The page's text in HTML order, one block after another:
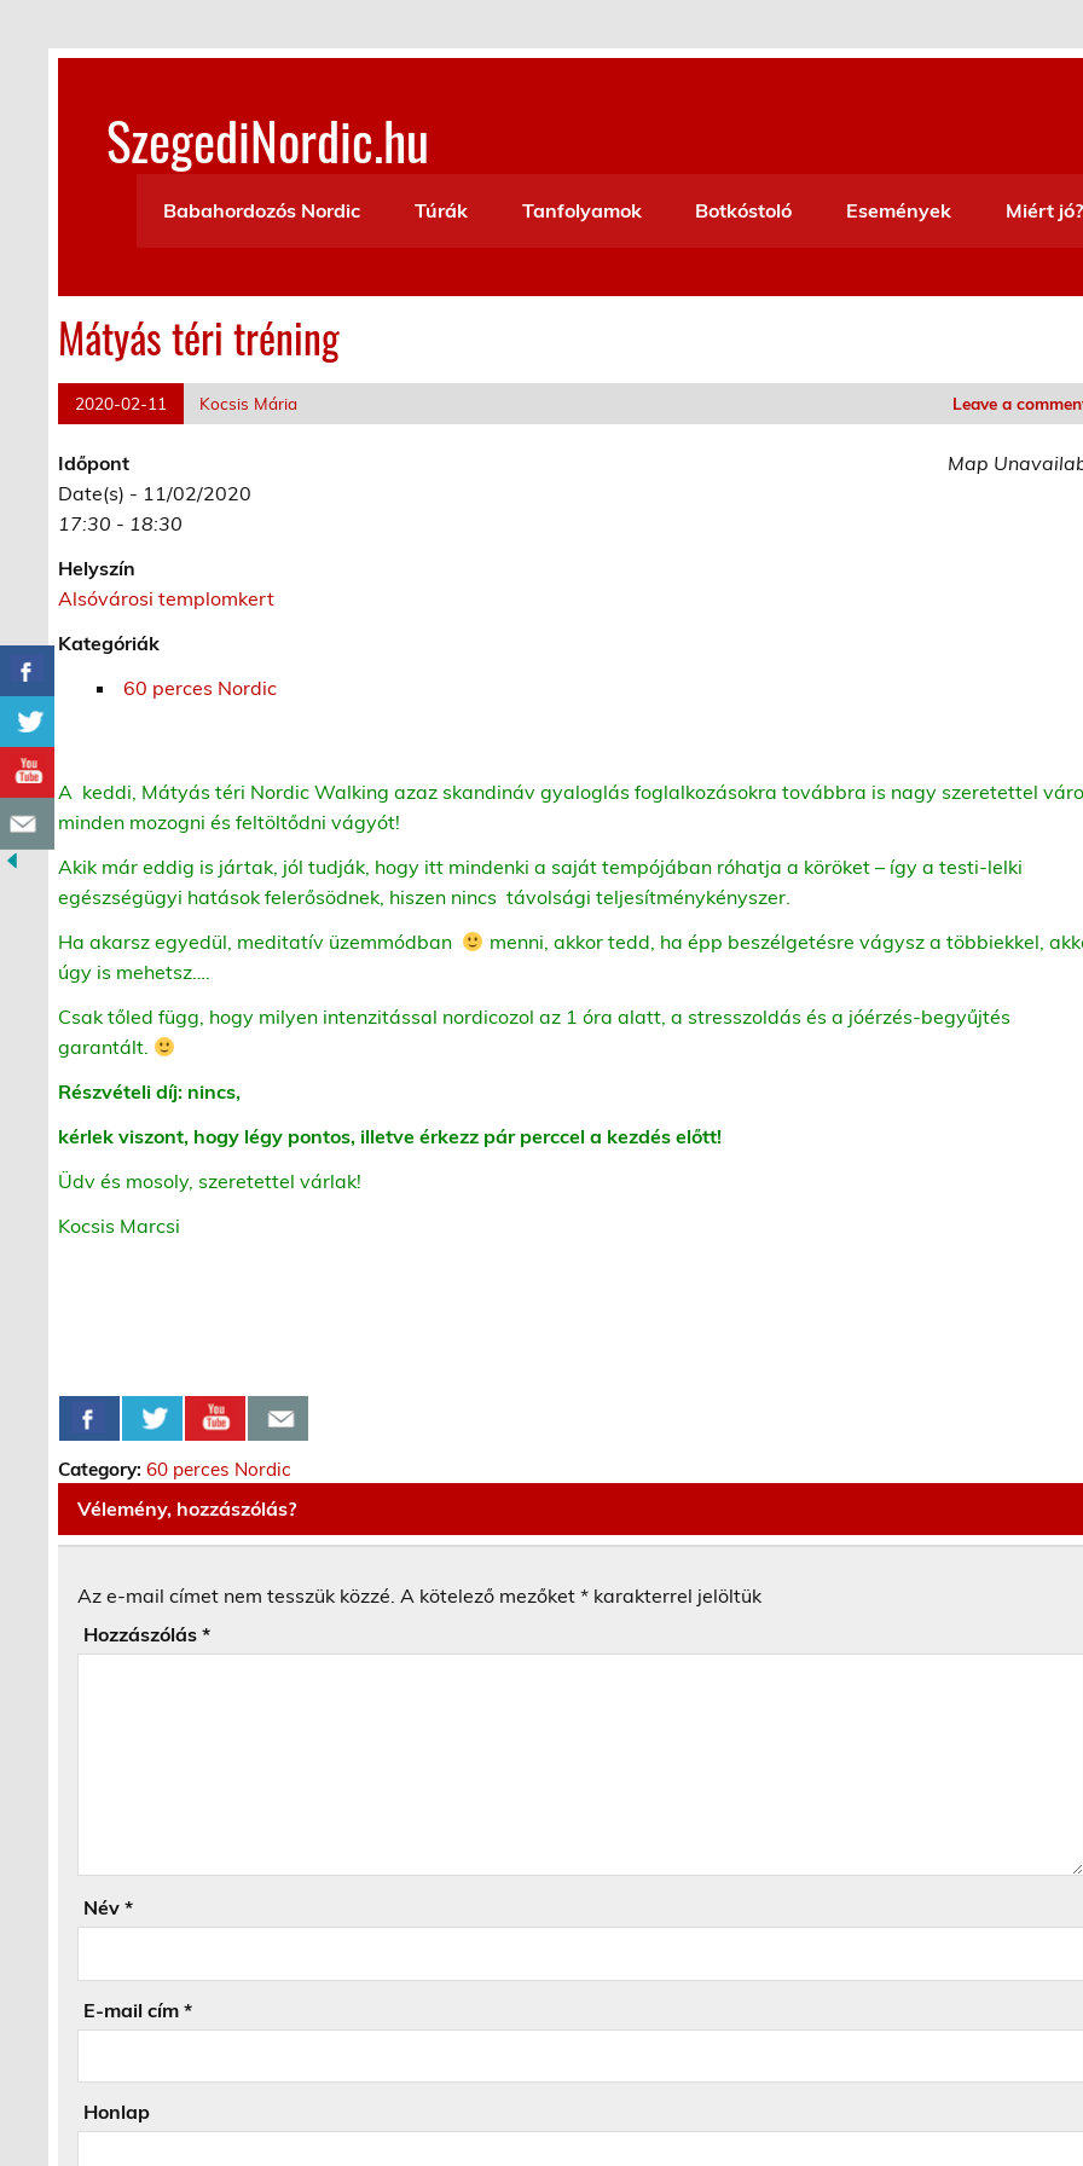
content
SzegediNordic.hu
Babahordozós Nordic
Túrák Tanfolyamok Botkóstoló Események Miért jó?
Mátyás téri tréning
2020-02-11 Kocsis Mária Leave a
Map
Időpont
Date(s) - 11/02/2020
17:30 - 18:30
Helyszín
Alsóvárosi templomkert
Kategóriák
60 perces Nordic
A keddi, Mátyás téri Nordic Walking azaz skandináv gyaloglás foglalkozásokra továbbra is nagy szeretettel
minden mozogni és feltöltődni vágyót!
Akik már eddig is jártak, jól tudják, hogy itt mindenki a saját tempójában róhatja a köröket – így a testi-lelki
egészségügyi hatások felerősödnek, hiszen nincs távolsági teljesítménykényszer.
Ha akarsz egyedül, meditatív üzemmódban
menni, akkor tedd, ha épp beszélgetésre vágysz a többiekkel,
úgy is mehetsz….
Csak tőled függ, hogy milyen intenzitással nordicozol az 1 óra alatt, a stresszoldás és a jóérzés-begyűjtés
garantált.
Részvételi díj: nincs,
kérlek viszont, hogy légy pontos, illetve érkezz pár perccel a kezdés előtt!
Üdv és mosoly, szeretettel várlak!
Kocsis Marcsi
Category:60 perces Nordic
Vélemény, hozzászólás?
Az e-mail címet nem tesszük közzé. A kötelező mezőket* karakterrel jelöltük
Hozzászólás*
Név*
E-mail cím*
Honlap